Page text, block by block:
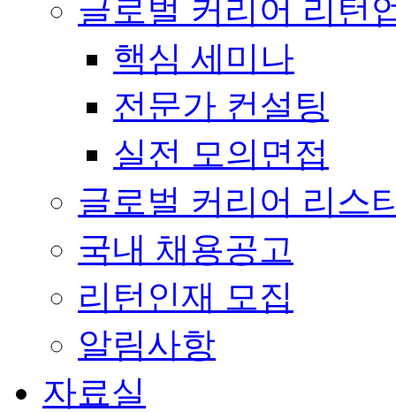
글로벌 커리어 리턴
핵심 세미나
전문가 컨설팅
실전 모의면접
글로벌 커리어 리스
국내 채용공고
리턴인재 모집
알림사항
자료실